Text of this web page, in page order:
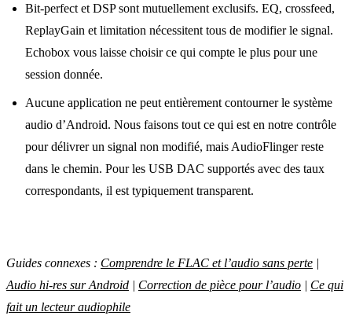
Bit-perfect et DSP sont mutuellement exclusifs. EQ, crossfeed,
ReplayGain et limitation nécessitent tous de modifier le signal.
Echobox vous laisse choisir ce qui compte le plus pour une
session donnée.
Aucune application ne peut entièrement contourner le système
audio d’Android. Nous faisons tout ce qui est en notre contrôle
pour délivrer un signal non modifié, mais AudioFlinger reste
dans le chemin. Pour les USB DAC supportés avec des taux
correspondants, il est typiquement transparent.
Guides connexes : Comprendre le FLAC et l’audio sans perte |
Audio hi-res sur Android | Correction de pièce pour l’audio | Ce qui
fait un lecteur audiophile